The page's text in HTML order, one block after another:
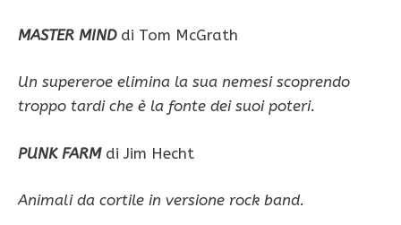
MASTER MINDdi Tom McGrath
Un supereroe elimina la sua nemesi scoprendo
troppo tardi che è la fonte dei suoi poteri.
PUNK FARMdi Jim Hecht
Animali da cortile in versione rock band.